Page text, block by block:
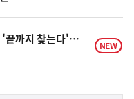
'끝까지 찾는다'…
NEW